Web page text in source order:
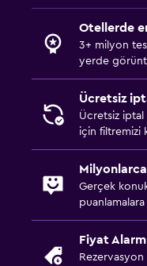
Otellerde
3+ milyon
yerde
Ücretsiz
Ücretsiz iptal
için filtremizi
Gerçek
puanlamalara
Fiyat
Rezervasyon